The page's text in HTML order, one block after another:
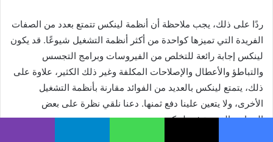
ردًا على ذلك، يجب ملاحظة أن أنظمة لينكس تتمتع بعدد من الصفات
الفريدة التي تميزها كواحدة من أكثر أنظمة التشغيل شيوعًا. قد يكون
لينكس إجابة رائعة للتخلص من الفيروسات وبرامج التجسس
والتباطؤ والأعطال والإصلاحات المكلفة وغير ذلك الكثير، علاوة على
ذلك، يتمتع لينكس بالعديد من الفوائد مقارنة بأنظمة التشغيل
الأخرى، ولا يتعين علينا دفع ثمنها. دعنا نلقي نظرة على بعض
الجوانب الفريدة في لينكس.